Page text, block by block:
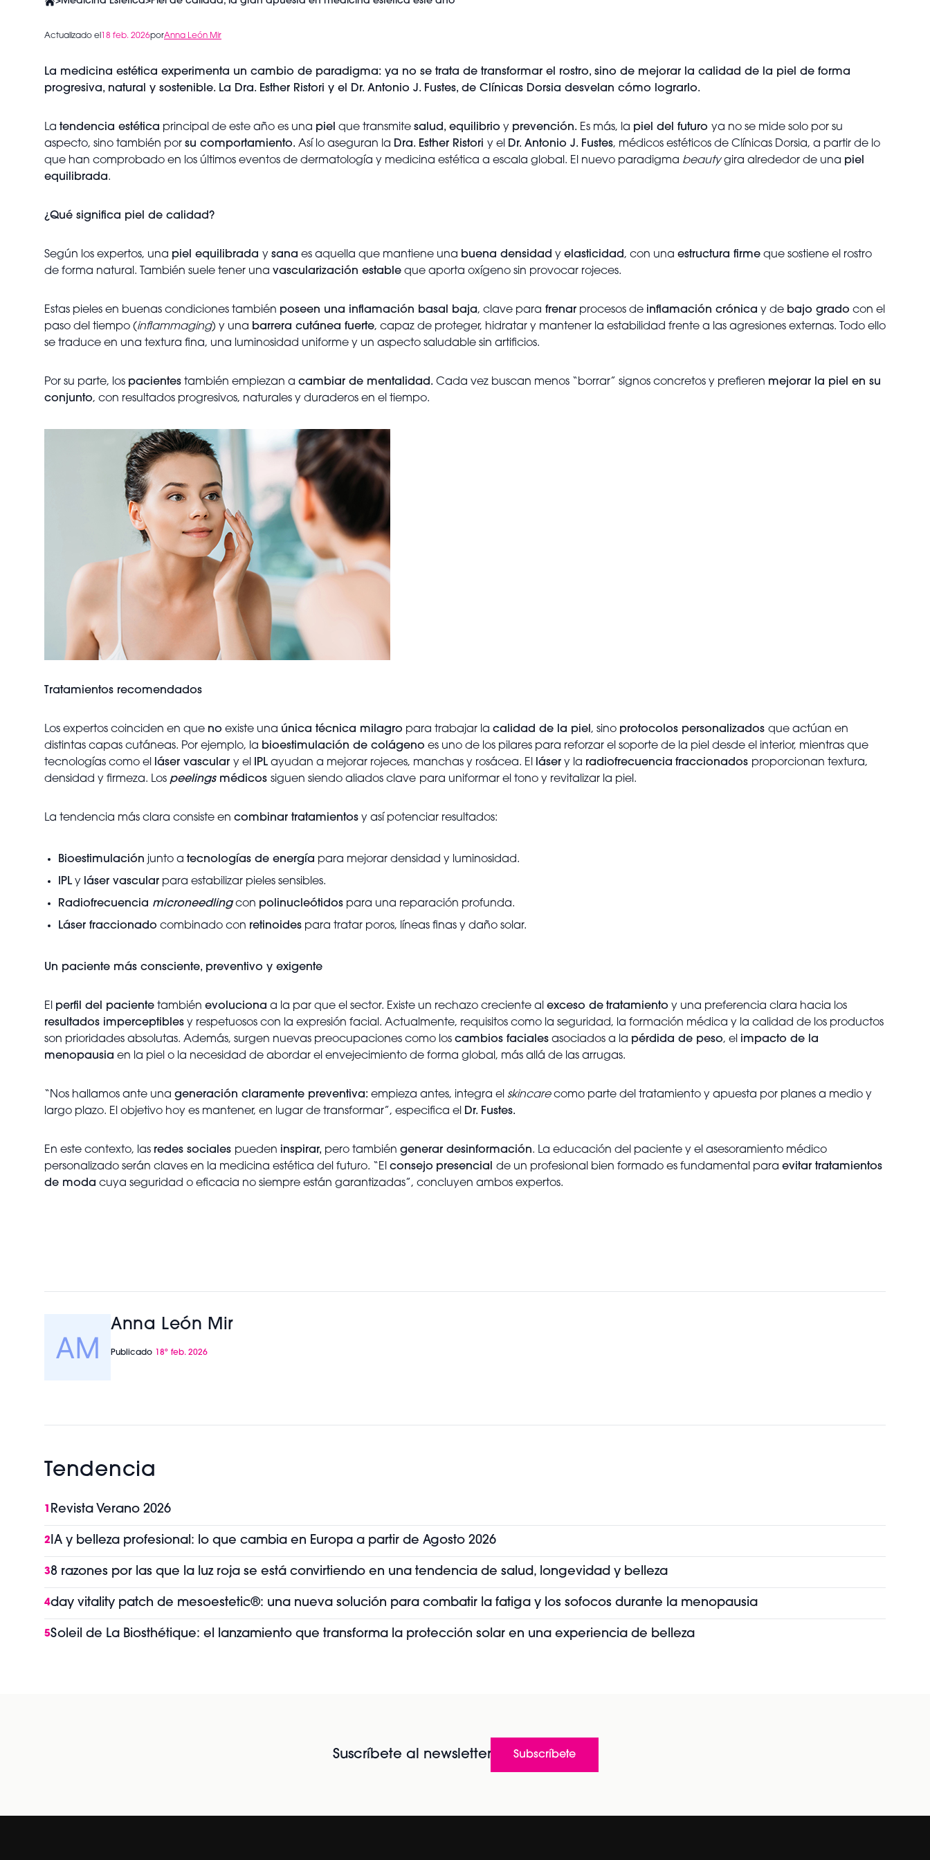
Actualizado el 18 feb. 2026porAnna León Mir
La medicina estética experimenta un cambio de paradigma: ya no se trata de transformar el rostro, sino de mejorar la calidad de la piel de forma
progresiva, natural y sostenible. La Dra. Esther Ristori y el Dr. Antonio J. Fustes, de Clínicas Dorsia desvelan cómo lograrlo.
La tendencia estética principal de este año es una piel que transmite salud, equilibrio y prevención. Es más, la piel del futuro ya no se mide solo por su
aspecto, sino también por su comportamiento. Así lo aseguran la Dra. Esther Ristori y el Dr. Antonio J. Fustes, médicos estéticos de Clínicas Dorsia, a partir de lo
que han comprobado en los últimos eventos de dermatología y medicina estética a escala global. El nuevo paradigma beautygira alrededor de una piel
equilibrada.
¿Qué significa piel de calidad?
Según los expertos, una piel equilibrada y sana es aquella que mantiene una buena densidad y elasticidad, con una estructura firme que sostiene el rostro
de forma natural. También suele tener una vascularización estable que aporta oxígeno sin provocar rojeces.
Estas pieles en buenas condiciones también poseen una inflamación basal baja, clave para frenar procesos de inflamación crónica y de bajo grado con el
paso del tiempo (inflammaging) y una barrera cutánea fuerte, capaz de proteger, hidratar y mantener la estabilidad frente a las agresiones externas. Todo ello
se traduce en una textura fina, una luminosidad uniforme y un aspecto saludable sin artificios.
Por su parte, los pacientes también empiezan a cambiar de mentalidad. Cada vez buscan menos “borrar” signos concretos y prefieren mejorar la piel en su
conjunto, con resultados progresivos, naturales y duraderos en el tiempo.
Tratamientos recomendados
Los expertos coinciden en que no existe una única técnica milagro para trabajar la calidad de la piel , sino protocolos personalizados que actúan en
distintas capas cutáneas. Por ejemplo, la bioestimulación de colágeno es uno de los pilares para reforzar el soporte de la piel desde el interior, mientras que
tecnologías como el
láser vascular y el IPL ayudan a mejorar rojeces, manchas y rosácea. El láser y la radiofrecuencia fraccionados proporcionan textura,
densidad y firmeza. Los peelingsmédicos siguen siendo aliados clave para uniformar el tono y revitalizar la piel.
La tendencia más clara consiste en combinar tratamientos y así potenciar resultados:
Bioestimulación junto a tecnologías de energía para mejorar densidad y luminosidad.
IPL y láser vascular para estabilizar pieles sensibles.
Radiofrecuencia microneedlingcon polinucleótidos para una reparación profunda.
Láser fraccionado combinado con retinoides para tratar poros, líneas finas y daño solar.
Un paciente más consciente, preventivo y exigente
El perfil del paciente también evoluciona a la par que el sector. Existe un rechazo creciente al exceso de tratamiento y una preferencia clara hacia los
resultados imperceptibles y respetuosos con la expresión facial. Actualmente, requisitos como la seguridad, la formación médica y la calidad de los productos
son prioridades absolutas. Además, surgen nuevas preocupaciones como los cambios faciales asociados a la pérdida de peso, el impacto de la
menopausia en la piel o la necesidad de abordar el envejecimiento de forma global, más allá de las arrugas.
“Nos hallamos ante una generación claramente preventiva: empieza antes, integra el skincarecomo parte del tratamiento y apuesta por planes a medio y
largo plazo. El objetivo hoy es mantener, en lugar de transformar”, especifica el Dr. Fustes.
En este contexto, las redes sociales pueden inspirar, pero también generar desinformación. La educación del paciente y el asesoramiento médico
personalizado serán claves en la medicina estética del futuro. “El consejo presencial de un profesional bien formado es fundamental para evitar tratamientos
de moda cuya seguridad o eficacia no siempre están garantizadas”, concluyen ambos expertos.
Anna León Mir
Publicado 18º feb. 2026
Tendencia
1 Revista Verano 2026
2IA y belleza profesional: lo que cambia en Europa a partir de Agosto 2026
38 razones por las que la luz roja se está convirtiendo en una tendencia de salud, longevidad y belleza
4day vitality patch de mesoestetic®: una nueva solución para combatir la fatiga y los sofocos durante la menopausia
5Soleil de La Biosthétique: el lanzamiento que transforma la protección solar en una experiencia de belleza
Suscríbete al newsletter Subscríbete